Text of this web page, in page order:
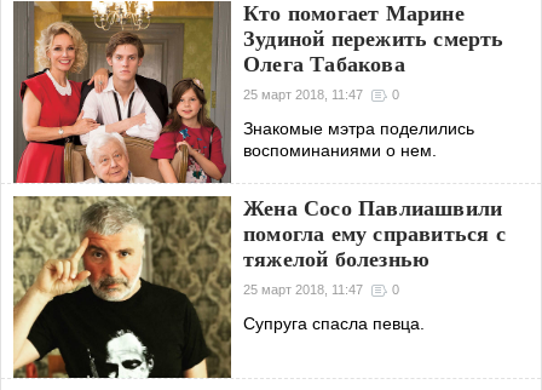
Кто помогает Марине
Зудиной пережить смерть
Олега Табакова
25 март 2018, 11:47 0
Знакомые мэтра поделились
воспоминаниями о нем.
Жена Сосо Павлиашвили
помогла ему справиться с
тяжелой болезнью
25 март 2018, 11:47 0
Супруга спасла певца.